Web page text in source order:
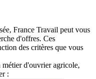
France Travail peut vous
d'offres. Ces
des critères que vous
métier d'ouvrier agricole,
: